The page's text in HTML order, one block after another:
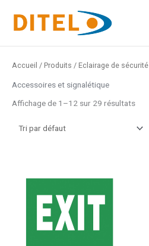
contenu
Accueil / Produits / Eclairage de sécurité
Accessoires et signalétique
Affichage de 1–12 sur 29 résultats